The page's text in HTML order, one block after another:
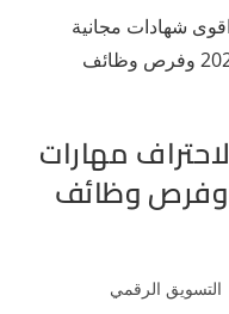
مهارات
العالي في 2025 وفرص وظائف
التسويق الرقمي